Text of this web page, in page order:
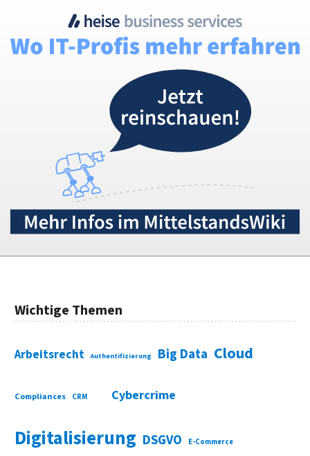
Wichtige Themen
Arbeitsrecht Authentifizierung Big Data Cloud
Compliances CRM Cybercrime
Digitalisierung DSGVO E-Commerce